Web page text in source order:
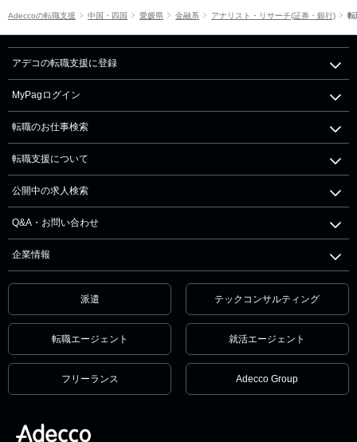
Adeccoの転職支援 中国・四国 愛媛県 金融系 アナリスト・リサーチ(証券・銀行) 転
アデコの転職支援に登録
MyPagログイン
転職のお仕事検索
転職支援について
公開中の求人検索
Q&A・お問い合わせ
企業情報
派遣 テックコンサルティング
転職エージェント 就活エージェント
フリーランス Adecco Group